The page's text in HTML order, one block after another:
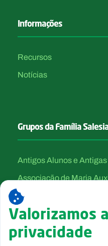
Informações
Recursos
Notícias
Grupos da Família
Antigos Alunos e
Associação de Maria
Canção Nova
Filhas de Maria
Salesianos Cooperadores
Valorizamos
privacidade